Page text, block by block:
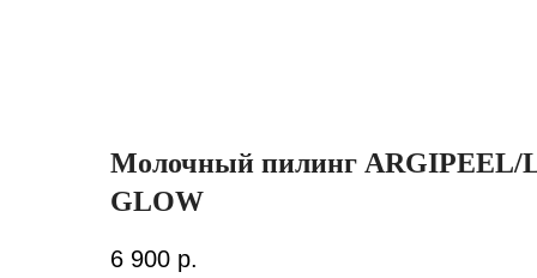
Молочный пилинг ARGIPEEL/
GLOW
6 900 р.